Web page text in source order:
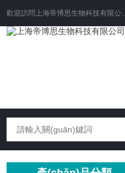
歡迎訪問 上海帝博思生物科技有限公司